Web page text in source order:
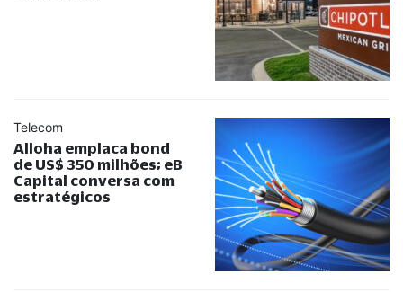
Telecom
Alloha emplaca bond
de US$ 350 milhões; eB
Capital conversa com
estratégicos